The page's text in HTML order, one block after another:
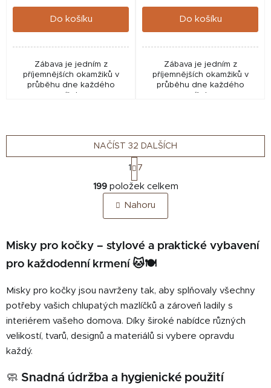
cena:
Do košíku
Zábava je jedním z
příjemnějších okamžiků v
průběhu dne každého
cena:
Do košíku
Zábava je jedním z
příjemnějších okamžiků v
průběhu dne každého
O
v
l
á
a
c
p
r
v
k
y
p
NAČÍST 32 DALŠÍCH
S
t
r
á
n
k
v
á
n
1 7
199položek celkem
Nahoru
Misky pro kočky – stylové a praktické vybavení
pro každodenní krmení 🐱🍽️
Misky pro kočky jsou navrženy tak, aby splňovaly všechny
potřeby vašich chlupatých mazlíčků a zároveň ladily s
interiérem vašeho domova. Díky široké nabídce různých
velikostí, tvarů, designů a materiálů si vybere opravdu
každý.
🧼 Snadná údržba a hygienické použití